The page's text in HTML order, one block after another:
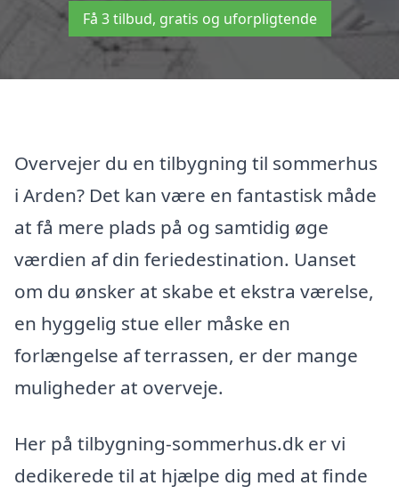
Få 3 tilbud, gratis og uforpligtende
Overvejer du en tilbygning til sommerhus
i Arden? Det kan være en fantastisk måde
at få mere plads på og samtidig øge
værdien af din feriedestination. Uanset
om du ønsker at skabe et ekstra værelse,
en hyggelig stue eller måske en
forlængelse af terrassen, er der mange
muligheder at overveje.
Her på tilbygning-sommerhus.dk er vi
dedikerede til at hjælpe dig med at finde